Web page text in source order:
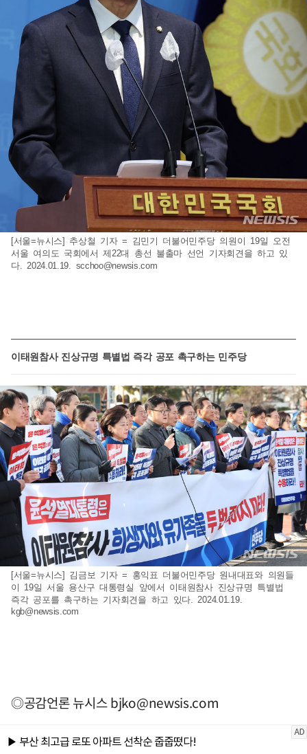
[서울=뉴시스] 추상철 기자 = 김민기 더불어민주당 의원이 19일 오전
서울 여의도 국회에서 제22대 총선 불출마 선언 기자회견을 하고 있
다. 2024.01.19. scchoo@newsis.com
이태원참사 진상규명 특별법 즉각 공포 촉구하는 민주당
[서울=뉴시스] 김금보 기자 = 홍익표 더불어민주당 원내대표와 의원들
이 19일 서울 용산구 대통령실 앞에서 이태원참사 진상규명 특별법
즉각 공포를 촉구하는 기자회견을 하고 있다. 2024.01.19.
kgb@newsis.com
◎공감언론 뉴시스bjko@newsis.com